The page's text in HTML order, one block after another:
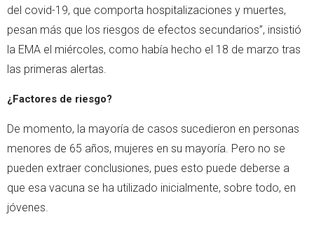
del covid-19, que comporta hospitalizaciones y muertes,
pesan más que los riesgos de efectos secundarios”, insistió
la EMA el miércoles, como había hecho el 18 de marzo tras
las primeras alertas.
¿Factores de riesgo?
De momento, la mayoría de casos sucedieron en personas
menores de 65 años, mujeres en su mayoría. Pero no se
pueden extraer conclusiones, pues esto puede deberse a
que esa vacuna se ha utilizado inicialmente, sobre todo, en
jóvenes.